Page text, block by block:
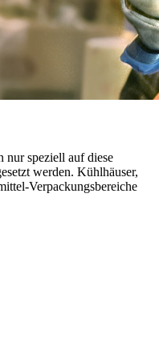
nur speziell auf diese
werden. Kühlhäuser,
Verpackungsbereiche